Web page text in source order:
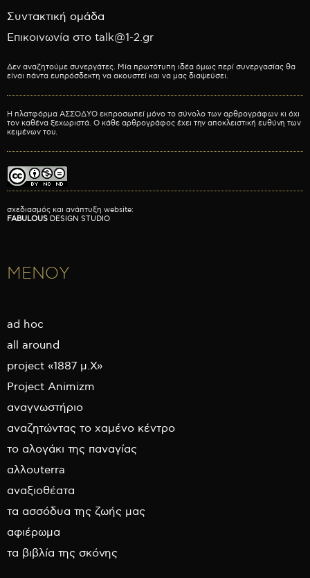
Συντακτική ομάδα
Επικοινωνία στο talk@1-2.gr
Δεν αναζητούμε συνεργάτες. Μία πρωτότυπη ιδέα όμως περί συνεργασίας θα
είναι πάντα ευπρόσδεκτη να ακουστεί και να μας διαψεύσει.
Η πλατφόρμα ΑΣΣΟΔΥΟ εκπροσωπεί μόνο το σύνολο των αρθρογράφων κι όχι
τον καθένα ξεχωριστά. Ο κάθε αρθρογράφος έχει την αποκλειστική ευθύνη των
κειμένων του.
σχεδιασμός και ανάπτυξη website:
FABULOUS DESIGN STUDIO
ΜΕΝΟΥ
ad hoc
all around
project «1887 μ.Χ»
Project Animizm
αναγνωστήριο
αναζητώντας το χαμένο κέντρο
το αλογάκι της παναγίας
αλλουterra
αναξιοθέατα
τα ασσόδυα της ζωής μας
αφιέρωμα
τα βιβλία της σκόνης